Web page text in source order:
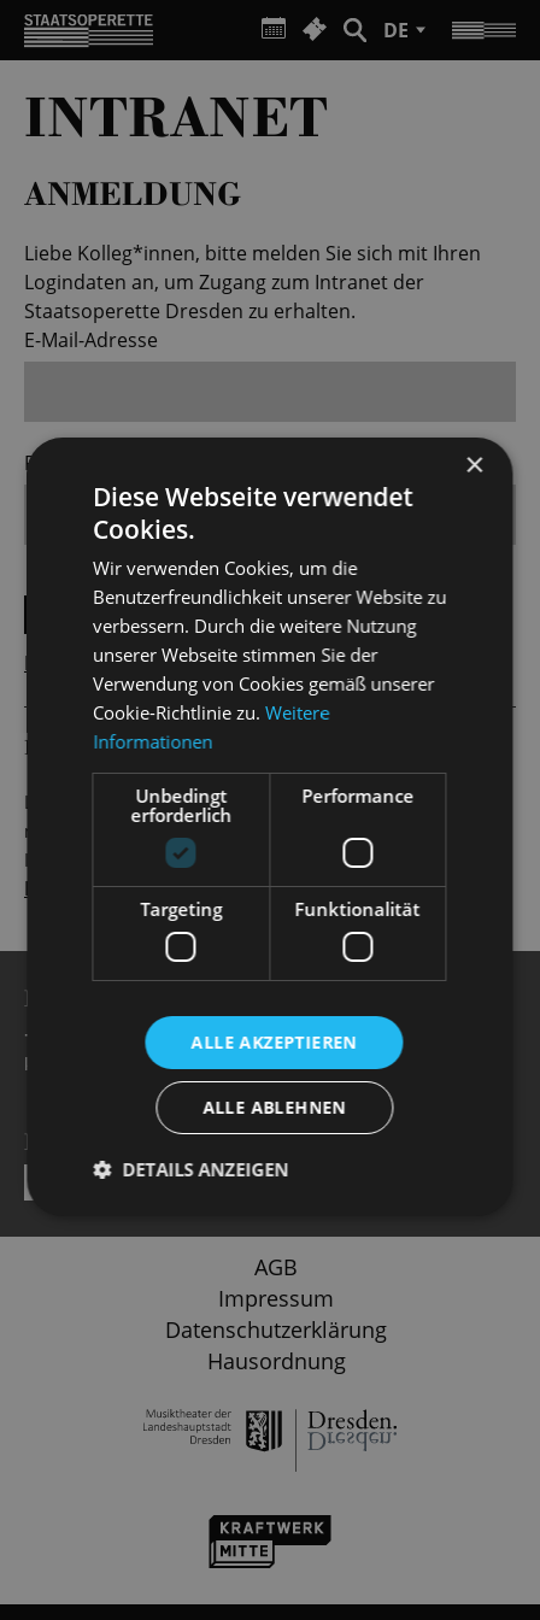
DE
INTRANET
ANMELDUNG
Liebe Kolleg*innen, bitte melden Sie sich mit Ihren
Logindaten an, um Zugang zum Intranet der
Staatsoperette Dresden zu erhalten.
E-Mail-Adresse
Passwort
ANMELDEN
Passwort vergessen?
REGISTRIERUNG
Liebe Kolleg*innen, wenn Sie zum ersten Mal hier sind,
müssen Sie sich zunächst registrieren, um Zugang zum
Intranet der Staatsoperette Dresden zu erhalten.
Hier geht es zur Registierung
BESUCHERSERVICE -
+49 351 32042 222
karten@staatsoperette.de
NEWSLETTER
ABSENDEN
AGB
Impressum
Datenschutzerklärung
Hausordnung
×
Diese Webseite verwendet
Cookies.
Wir verwenden Cookies, um die
Benutzerfreundlichkeit unserer Website zu
verbessern. Durch die weitere Nutzung
unserer Webseite stimmen Sie der
Verwendung von Cookies gemäß unserer
Cookie-Richtlinie zu.Weitere
Informationen
Unbedingt
erforderlich
Performance
Targeting Funktionalität
ALLE AKZEPTIEREN
ALLE ABLEHNEN
DETAILS ANZEIGEN